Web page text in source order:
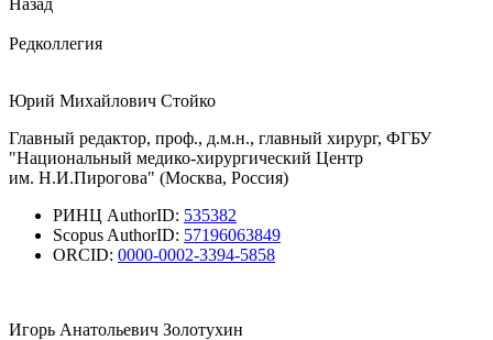
Редколлегия
Юрий Михайлович Стойко
Главный редактор, проф., д.м.н., главный хирург, ФГБУ
"Национальный медико-хирургический Центр
им. Н.И.Пирогова" (Москва, Россия)
РИНЦ AuthorID: 535382
Scopus AuthorID: 57196063849
ORCID: 0000-0002-3394-5858
Игорь Анатольевич Золотухин